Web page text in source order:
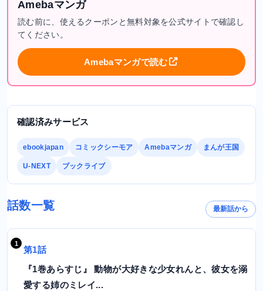
Amebaマンガ
読む前に、使えるクーポンと無料対象を公式サイトで確認し
てください。
Amebaマンガで読む
確認済みサービス
ebookjapan コミックシーモア Amebaマンガ まんが王国
U-NEXT ブックライブ
話数一覧 最新話から
第1話
『1巻あらすじ』 動物が大好きな少女れんと、彼女を溺
愛する姉のミレイ...